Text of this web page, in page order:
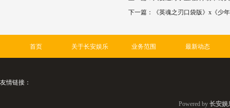
下一篇：
《英魂之刃口袋版》x《少
首页 关于长安娱乐 业务范围 最新动态
友情链接：
Powered by 长安娱